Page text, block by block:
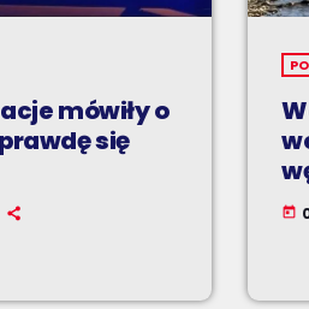
mówiły o
się
today